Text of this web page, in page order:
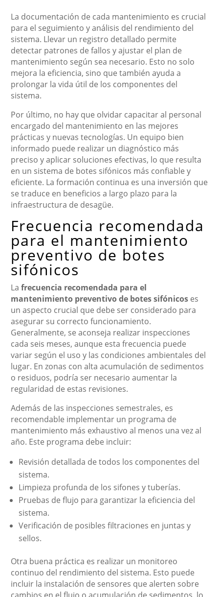
La documentación de cada mantenimiento es crucial
para el seguimiento y análisis del rendimiento del
sistema. Llevar un registro detallado permite
detectar patrones de fallos y ajustar el plan de
mantenimiento según sea necesario. Esto no solo
mejora la eficiencia, sino que también ayuda a
prolongar la vida útil de los componentes del
sistema.
Por último, no hay que olvidar capacitar al personal
encargado del mantenimiento en las mejores
prácticas y nuevas tecnologías. Un equipo bien
informado puede realizar un diagnóstico más
preciso y aplicar soluciones efectivas, lo que resulta
en un sistema de botes sifónicos más confiable y
eficiente. La formación continua es una inversión que
se traduce en beneficios a largo plazo para la
infraestructura de desagüe.
Frecuencia recomendada
para el mantenimiento
preventivo de botes
sifónicos
Lafrecuencia recomendada para el
mantenimiento preventivo de botes sifónicos es
un aspecto crucial que debe ser considerado para
asegurar su correcto funcionamiento.
Generalmente, se aconseja realizar inspecciones
cada seis meses, aunque esta frecuencia puede
variar según el uso y las condiciones ambientales del
lugar. En zonas con alta acumulación de sedimentos
o residuos, podría ser necesario aumentar la
regularidad de estas revisiones.
Además de las inspecciones semestrales, es
recomendable implementar un programa de
mantenimiento más exhaustivo al menos una vez al
año. Este programa debe incluir:
Revisión detallada de todos los componentes del
sistema.
Limpieza profunda de los sifones y tuberías.
Pruebas de flujo para garantizar la eficiencia del
sistema.
Verificación de posibles filtraciones en juntas y
sellos.
Otra buena práctica es realizar un monitoreo
continuo del rendimiento del sistema. Esto puede
incluir la instalación de sensores que alerten sobre